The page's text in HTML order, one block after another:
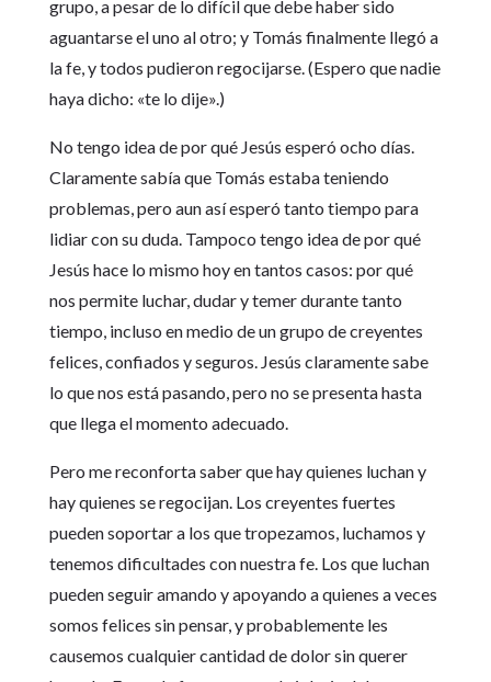
grupo, a pesar de lo difícil que debe haber sido
aguantarse el uno al otro; y Tomás finalmente llegó a
la fe, y todos pudieron regocijarse. (Espero que nadie
haya dicho: «te lo dije».)
No tengo idea de por qué Jesús esperó ocho días.
Claramente sabía que Tomás estaba teniendo
problemas, pero aun así esperó tanto tiempo para
lidiar con su duda. Tampoco tengo idea de por qué
Jesús hace lo mismo hoy en tantos casos: por qué
nos permite luchar, dudar y temer durante tanto
tiempo, incluso en medio de un grupo de creyentes
felices, confiados y seguros. Jesús claramente sabe
lo que nos está pasando, pero no se presenta hasta
que llega el momento adecuado.
Pero me reconforta saber que hay quienes luchan y
hay quienes se regocijan. Los creyentes fuertes
pueden soportar a los que tropezamos, luchamos y
tenemos dificultades con nuestra fe. Los que luchan
pueden seguir amando y apoyando a quienes a veces
somos felices sin pensar, y probablemente les
causemos cualquier cantidad de dolor sin querer